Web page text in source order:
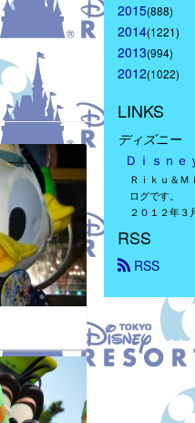
2015(888)
2014(1221)
2013(994)
2012(1022)
LINKS
ディズニー
Ｄｉｓｎｅ
Ｒｉｋｕ＆Ｍ
ログです。
２０１２年３
RSS
RSS